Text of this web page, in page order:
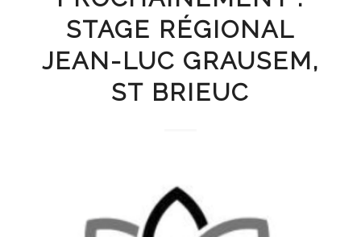
STAGE RÉGIONAL
JEAN-LUC GRAUSEM,
ST BRIEUC